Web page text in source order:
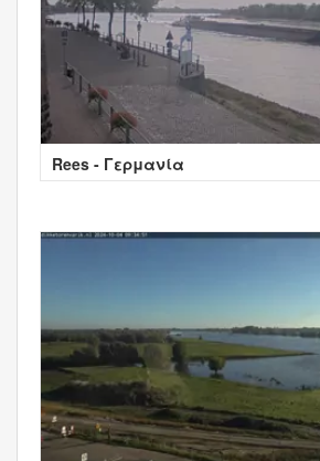
Rees - Γερμανία